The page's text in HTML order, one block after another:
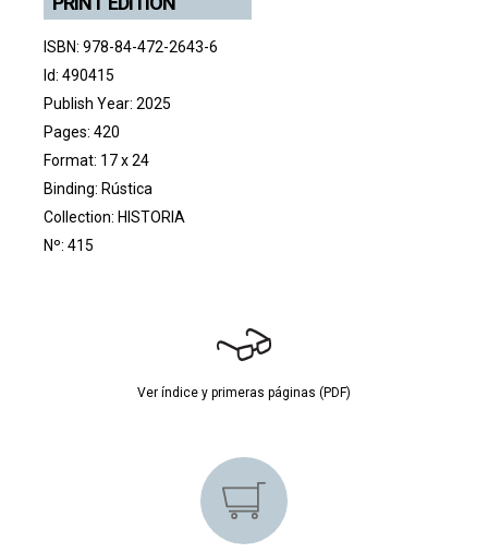
ISBN: 978-84-472-2643-6
Id: 490415
Publish Year: 2025
Pages: 420
Format: 17 x 24
Binding: Rústica
Collection: HISTORIA
Nº: 415
Ver índice y primeras páginas (PDF)